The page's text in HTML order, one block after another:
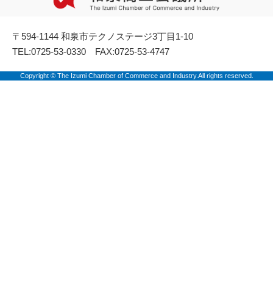
〒594-1144 和泉市テクノステージ3丁目1-10
TEL:0725-53-0330 FAX:0725-53-4747
Copyright © The Izumi Chamber of Commerce and Industry.All rights reserved.